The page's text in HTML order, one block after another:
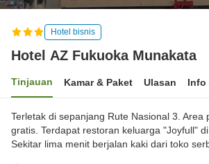
Hotel bisnis
Hotel AZ Fukuoka Munakata
Tinjauan Kamar & Paket Ulasan Info
Terletak di sepanjang Rute Nasional 3. Area
gratis. Terdapat restoran keluarga "Joyfull"
Sekitar lima menit berjalan kaki dari toko